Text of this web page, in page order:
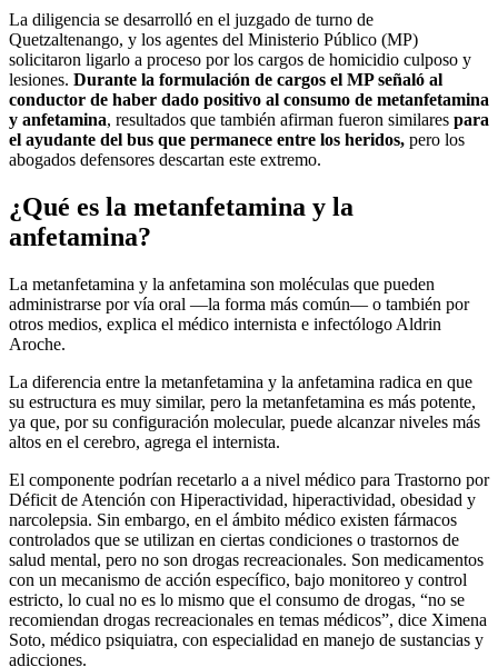
La diligencia se desarrolló en el juzgado de turno de
Quetzaltenango, y los agentes del Ministerio Público (MP)
solicitaron ligarlo a proceso por los cargos de homicidio culposo y
lesiones. Durante la formulación de cargos el MP señaló al
conductor de haber dado positivo al consumo de metanfetamina
y anfetamina, resultados que también afirman fueron similares para
el ayudante del bus que permanece entre los heridos, pero los
abogados defensores descartan este extremo.
¿Qué es la metanfetamina y la
anfetamina?
La metanfetamina y la anfetamina son moléculas que pueden
administrarse por vía oral —la forma más común— o también por
otros medios, explica el médico internista e infectólogo Aldrin
Aroche.
La diferencia entre la metanfetamina y la anfetamina radica en que
su estructura es muy similar, pero la metanfetamina es más potente,
ya que, por su configuración molecular, puede alcanzar niveles más
altos en el cerebro, agrega el internista.
El componente podrían recetarlo a a nivel médico para Trastorno por
Déficit de Atención con Hiperactividad, hiperactividad, obesidad y
narcolepsia. Sin embargo, en el ámbito médico existen fármacos
controlados que se utilizan en ciertas condiciones o trastornos de
salud mental, pero no son drogas recreacionales. Son medicamentos
con un mecanismo de acción específico, bajo monitoreo y control
estricto, lo cual no es lo mismo que el consumo de drogas, “no se
recomiendan drogas recreacionales en temas médicos”, dice Ximena
Soto, médico psiquiatra, con especialidad en manejo de sustancias y
adicciones.